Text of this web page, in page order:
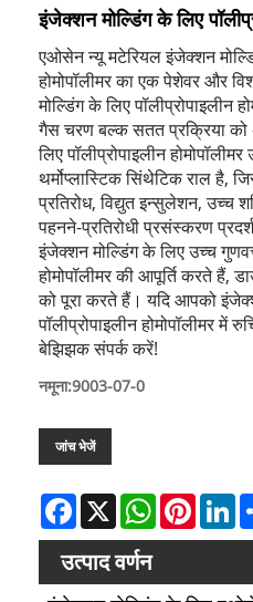
इंजेक्शन मोल्डिंग के लिए
एओसेन न्यू मटेरियल इंजेक्शन
होमोपॉलीमर का एक पेशेवर और
मोल्डिंग के लिए पॉलीप्रोपाइलीन
गैस चरण बल्क सतत प्रक्रिया को
लिए पॉलीप्रोपाइलीन
थर्मोप्लास्टिक सिंथेटिक राल है,
प्रतिरोध, विद्युत इन्सुलेशन, उच्च
पहनने-प्रतिरोधी प्रसंस्करण
इंजेक्शन मोल्डिंग के लिए उच्च
होमोपॉलीमर की आपूर्ति करते हैं,
को पूरा करते हैं। यदि आपको
पॉलीप्रोपाइलीन होमोपॉलीमर में
बेझिझक संपर्क करें!
नमूना:9003-07-0
जांच भेजें
Facebook
X WhatsApp
उत्पाद वर्णन